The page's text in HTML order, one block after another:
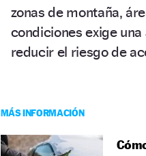
zonas de montaña,
condiciones exige una
reducir el riesgo de
MÁS INFORMACIÓN